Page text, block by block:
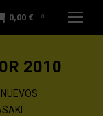
0,00 € 0
2010